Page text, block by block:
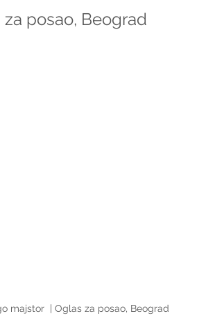
posao, Beograd
majstor  | Oglas za posao, Beograd